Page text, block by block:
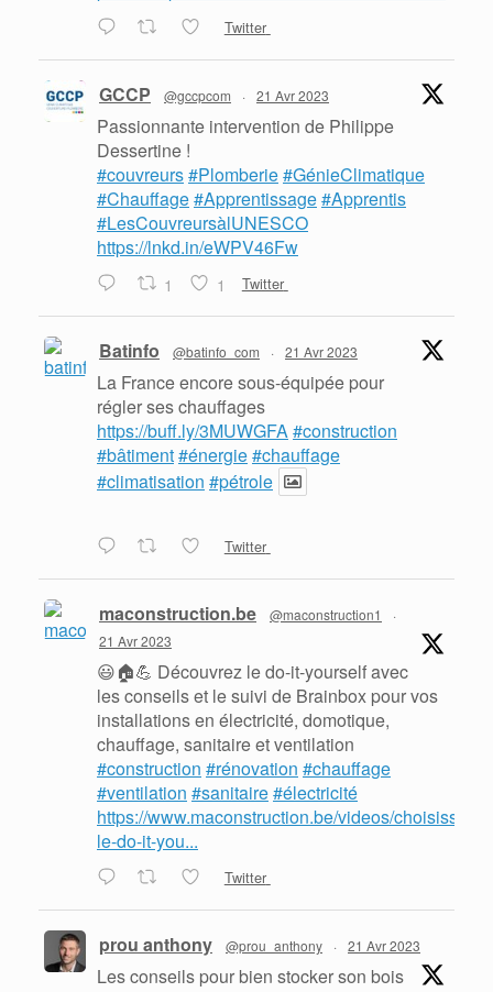
Twitter
GCCP @gccpcom · 21 Avr 2023
Passionnante intervention de Philippe
Dessertine !
#couvreurs#Plomberie#GénieClimatique
#Chauffage#Apprentissage#Apprentis
#LesCouvreursàlUNESCO
https://lnkd.in/eWPV46Fw
1 1 Twitter
Batinfo @batinfo_com · 21 Avr 2023
La France encore sous-équipée pour
régler ses chauffages
https://buff.ly/3MUWGFA#construction
#bâtiment#énergie#chauffage
#climatisation #pétrole
Twitter
maconstruction.be @maconstruction1
·
21 Avr 2023
😃🏠💪 Découvrez le do-it-yourself avec
les conseils et le suivi de Brainbox pour vos
installations en électricité, domotique,
chauffage, sanitaire et ventilation
#construction #rénovation #chauffage
#ventilation #sanitaire#électricité
https://www.maconstruction.be/videos/choisissez-
le-do-it-you...
Twitter
prou anthony @prou_anthony · 21 Avr 2023
Les conseils pour bien stocker son bois